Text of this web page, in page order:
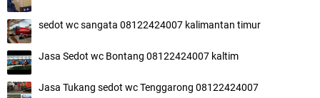
sedot wc sangata 08122424007 kalimantan timur
Jasa Sedot wc Bontang 08122424007 kaltim
Jasa Tukang sedot wc Tenggarong 08122424007